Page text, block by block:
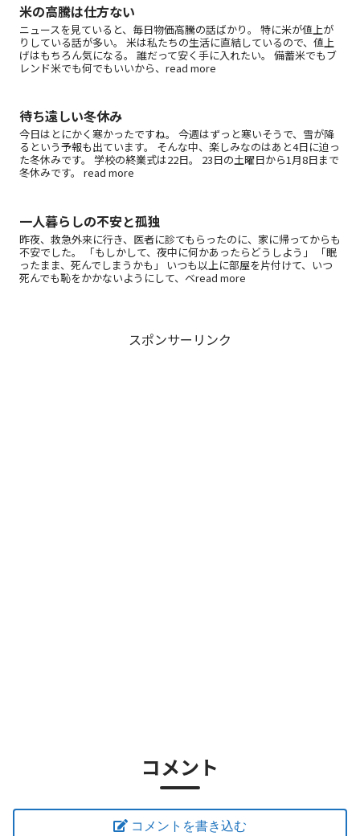
米の高騰は仕方ない
ニュースを見ていると、毎日物価高騰の話ばかり。 特に米が値上が
りしている話が多い。 米は私たちの生活に直結しているので、値上
げはもちろん気になる。 誰だって安く手に入れたい。 備蓄米でもブ
レンド米でも何でもいいから、read more
待ち遠しい冬休み
今日はとにかく寒かったですね。 今週はずっと寒いそうで、雪が降
るという予報も出ています。 そんな中、楽しみなのはあと4日に迫っ
た冬休みです。 学校の終業式は22日。 23日の土曜日から1月8日まで
冬休みです。 read more
一人暮らしの不安と孤独
昨夜、救急外来に行き、医者に診てもらったのに、家に帰ってからも
不安でした。 「もしかして、夜中に何かあったらどうしよう」 「眠
ったまま、死んでしまうかも」 いつも以上に部屋を片付けて、いつ
死んでも恥をかかないようにして、ベread more
スポンサーリンク
コメント
コメントを書き込む